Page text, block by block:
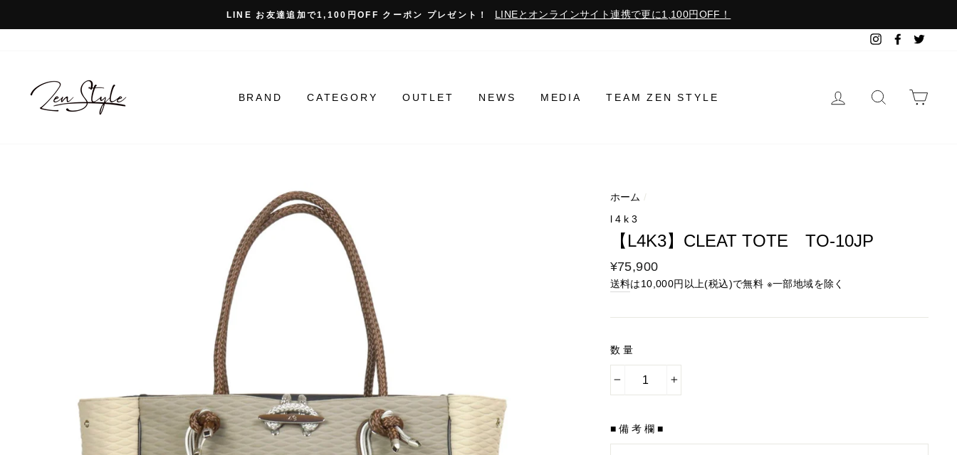
ン
LINE お友達追加で1,100円OFF クーポン プレゼント！ LINEとオンラインサイト連携で更に1,100円OFF！
InstagramFacebook
BRAND CATEGORY OUTLET NEWS MEDIA TEAM ZEN STYLE ログイン 検索で探す
ホーム /
l4k3
【L4K3】CLEAT TOTE TO-10JP
通
常
金
¥75,900
送料は10,000円以上(税込)で無料 ※一部地域を除く
数量
■備考欄■